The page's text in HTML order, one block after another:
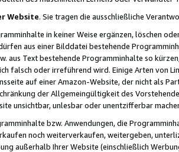
Website. Sie tragen die ausschließliche
in keiner Weise ergänzen, löschen
aus einer Bilddatei bestehende
aus Text bestehende Programminhalte so
falsch oder irreführend wird. Einige Arten von
auf einer Amazon-Website, der nicht als
der Allgemeingültigkeit des
unsichtbar, unlesbar oder unentzifferbar
bzw. Anwendungen, die
noch weiterverkaufen, weitergeben,
außerhalb Ihrer Website (einschließlich